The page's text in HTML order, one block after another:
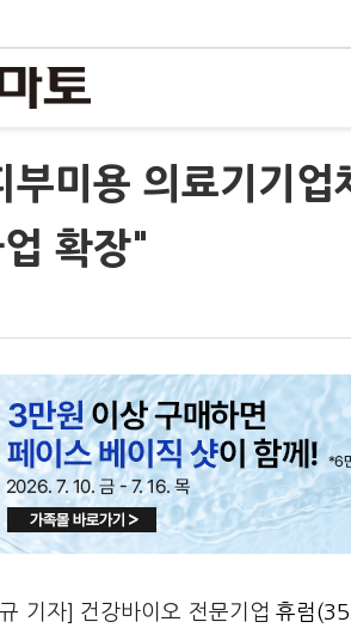
부미용 의료기기
확장"
기자] 건강바이오 전문기업 휴럼